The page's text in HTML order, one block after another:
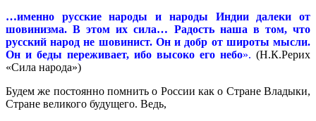
…именно русские народы и народы Индии далеки от
шовинизма. В этом их сила… Радость наша в том, что
русский народ не шовинист. Он и добр от широты мысли.
Он и беды переживает, ибо высоко его небо». (Н.К.Рерих
«Сила народа»)
Будем же постоянно помнить о России как о Стране Владыки,
Стране великого будущего. Ведь,